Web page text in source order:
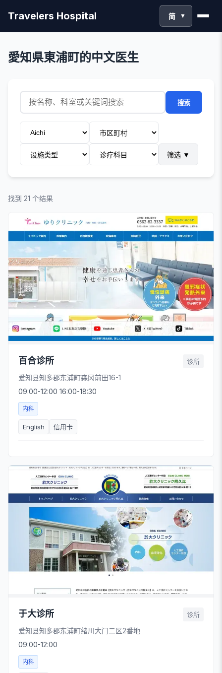
Travelers Hospital 简 ▼
愛知県東浦町的中文医生
搜索
筛选 ▼
找到 21 个结果
百合诊所 诊所
爱知县知多郡东浦町森冈前田16-1
09:00-12:00 16:00-18:30
内科
English 信用卡
于大诊所 诊所
爱知县知多郡东浦町绪川大门二区2番地
09:00-12:00
内科